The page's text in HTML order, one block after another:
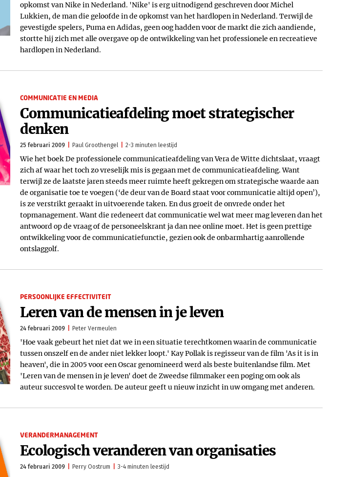
opkomst van Nike in Nederland. 'Nike' is erg uitnodigend geschreven door Michel
Lukkien, de man die geloofde in de opkomst van het hardlopen in Nederland. Terwijl de
gevestigde spelers, Puma en Adidas, geen oog hadden voor de markt die zich aandiende,
stortte hij zich met alle overgave op de ontwikkeling van het professionele en recreatieve
hardlopen in Nederland.
COMMUNICATIE EN MEDIA
Communicatieafdeling moet strategischer
denken
25 februari 2009 Paul Groothengel 2-3 minuten leestijd
Wie het boek De professionele communicatieafdeling van Vera de Witte dichtslaat, vraagt
zich af waar het toch zo vreselijk mis is gegaan met de communicatieafdeling. Want
terwijl ze de laatste jaren steeds meer ruimte heeft gekregen om strategische waarde aan
de organisatie toe te voegen (‘de deur van de Board staat voor communicatie altijd open’),
is ze verstrikt geraakt in uitvoerende taken. En dus groeit de onvrede onder het
topmanagement. Want die redeneert dat communicatie wel wat meer mag leveren dan het
antwoord op de vraag of de personeelskrant ja dan nee online moet. Het is geen prettige
ontwikkeling voor de communicatiefunctie, gezien ook de onbarmhartig aanrollende
ontslaggolf.
PERSOONLIJKE EFFECTIVITEIT
Leren van de mensen in je leven
24 februari 2009 Peter Vermeulen
'Hoe vaak gebeurt het niet dat we in een situatie terechtkomen waarin de communicatie
tussen onszelf en de ander niet lekker loopt.' Kay Pollak is regisseur van de film 'As it is in
heaven', die in 2005 voor een Oscar genomineerd werd als beste buitenlandse film. Met
'Leren van de mensen in je leven' doet de Zweedse filmmaker een poging om ook als
auteur succesvol te worden. De auteur geeft u nieuw inzicht in uw omgang met anderen.
VERANDERMANAGEMENT
Ecologisch veranderen van organisaties
24 februari 2009 Perry Oostrum 3-4 minuten leestijd